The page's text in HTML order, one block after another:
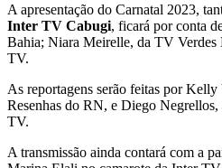
A apresentação do Carnatal 2023,
Inter TV Cabugi, ficará por conta
Bahia; Niara Meirelle, da TV Verdes
TV.
As reportagens serão feitas por
Resenhas do RN, e Diego
TV.
A transmissão ainda contará com a